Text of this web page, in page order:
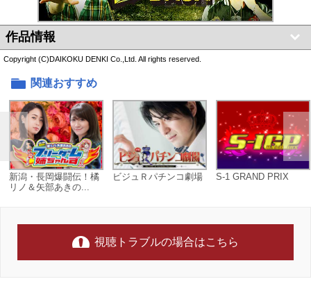
作品情報
Copyright (C)DAIKOKU DENKI Co.,Ltd. All rights reserved.
関連おすすめ
新潟・長岡爆闘伝！橘
リノ＆矢部あきの...
ビジュＲパチンコ劇場 S-1 GRAND PRIX
視聴トラブルの場合はこちら